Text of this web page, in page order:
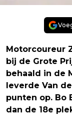
Motorcoureur
bij de Grote
behaald in de
leverde Van
punten op. Bo
dan de 18e